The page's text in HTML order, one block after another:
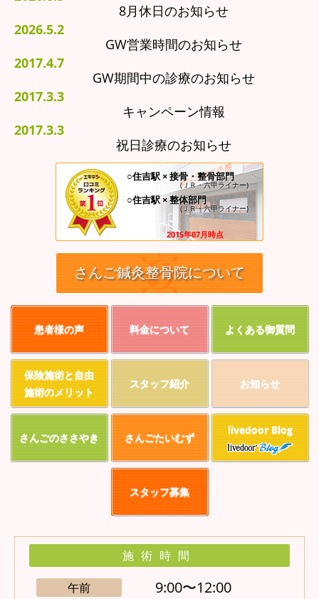
8月休日のお知らせ
2026.5.2
GW営業時間のお知らせ
2017.4.7
GW期間中の診療のお知らせ
2017.3.3
キャンペーン情報
2017.3.3
祝日診療のお知らせ
○住吉駅 × 接骨・整骨部門
(ＪＲ・六甲ライナー)
○住吉駅 × 整体部門
(ＪＲ・六甲ライナー)
2015年07月時点
さんご鍼灸整骨院について
患者様の声 料金について よくある御質問
保険施術と自由
施術のメリット
スタッフ紹介 お知らせ
さんごのささやき さんごたいむず
livedoor Blog
スタッフ募集
施術時間
午前 9:00〜12:00